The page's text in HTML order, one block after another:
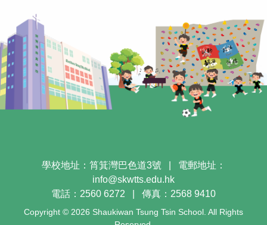
學校地址：筲箕灣巴色道3號
電郵地址：
info@skwtts.edu.hk
電話：2560 6272
傳真：2568 9410
Copyright © 2026 Shaukiwan Tsung Tsin School. All Rights